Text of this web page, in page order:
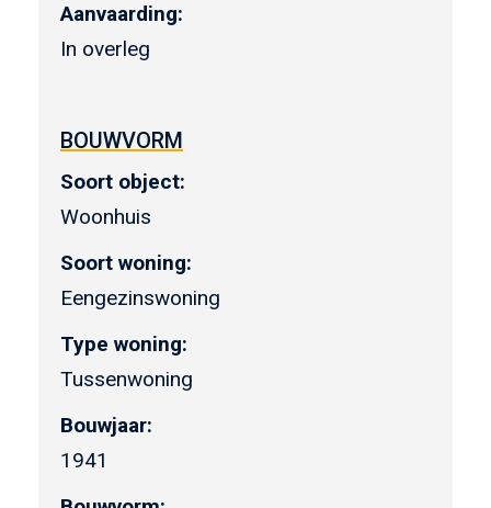
Aanvaarding:
In overleg
BOUWVORM
Soort object:
Woonhuis
Soort woning:
Eengezinswoning
Type woning:
Tussenwoning
Bouwjaar:
1941